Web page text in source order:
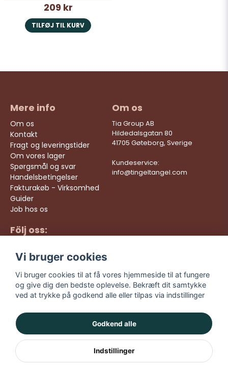
209 kr
TILFØJ TIL KURV
Mere info
Om os
Kontakt
Fragt og leveringstider
Om vores lager
Spørgsmål og svar
Handelsbetingelser
Fakturakøb - Virksomhed
Guider
Job hos os
Om os
Tia Group AB
Hildedalsgatan 80
41705 Gøteborg, Sverige
Kundeservice:
info@tingeltangel.com
Följ oss:
Facebook
TikTok
YouTube
kr
Vi bruger cookies
Vi bruger cookies til at få vores hjemmeside til at fungere
og give dig den bedste oplevelse. Bekræft dit samtykke
ved at trykke på godkend alle eller tilpas via indstillinger
Godkend alle
Indstillinger